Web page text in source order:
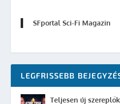
SFportal Sci-Fi Magazin
LEGFRISSEBB
Teljesen új